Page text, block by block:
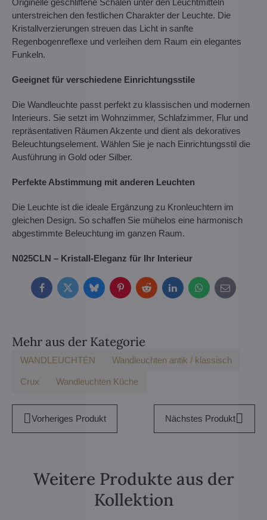
Originelle geschliffene Schalen unter den Leuchtmitteln
unterstreichen den festlichen Charakter der Leuchte. Die
Kristallverzierungen streuen das Licht in sanfte
Regenbogenreflexe und verleihen dem Raum ein elegantes
Funkeln.
Geeignet für verschiedene Einrichtungsstile
Die Wandleuchte passt perfekt zu klassischen und modernen
Interieurs. Sie setzt im Wohnzimmer, Schlafzimmer, Flur und
repräsentativen Räumen Akzente und dient als dekoratives
Beleuchtungselement. Wählen Sie je nach Einrichtungsstil die
Ausführung in Gold oder Silber.
Perfekte Abstimmung mit anderen Leuchten
Die Leuchte ist die ideale Ergänzung zu Kronleuchtern im
gleichen Design. So schaffen Sie mühelos eine harmonisch
abgestimmte Beleuchtung im ganzen Raum.
N025CLN – Kristall-Eleganz für Ihr Interieur
FacebookTwitterBlueskyPinterestRedditLinkedInWhatsApp
E-
mail
Mehr aus der Kategorie
WANDLEUCHTEN Wandleuchten antik / klassisch
Crux Wandleuchten Küche
Vorheriges Produkt Nächstes Produkt
Weitere Produkte aus der
Kollektion